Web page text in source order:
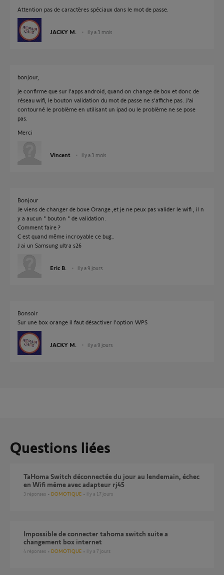
Attention pas de caractères spéciaux dans le mot de passe.
JACKY M. il y a 3 mois
bonjour,
je confirme que sur l'apps android, quand on change de box et donc de
réseau wifi, le bouton validation du mot de passe ne s'affiche pas. J'ai
contourné le problème en utilisant un ipad ou le problème ne se pose
pas.
Merci
Vincent il y a 3 mois
Bonjour
Je viens de changer de boxe Orange ,et je ne peux pas valider le wifi , il n
y a aucun " bouton " de validation.
Comment faire ?
C est quand même incroyable ce bug..
J ai un Samsung ultra s26
Eric B. il y a 9 jours
Bonsoir
Sur une box orange il faut désactiver l'option WPS
JACKY M. il y a 9 jours
Questions liées
TaHoma Switch déconnectée du jour au lendemain, échec
en Wifi même avec adapteur rj45
3 réponses DOMOTIQUE il y a 17 jours
Impossible de connecter tahoma switch suite a
changement box internet
4 réponses DOMOTIQUE il y a 7 jours